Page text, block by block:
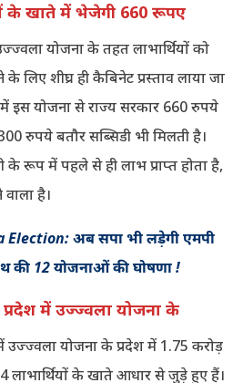
के खाते में भेजेगी 660 रूपए
योजना के तहत लाभार्थियों को
लिए शीघ्र ही कैबिनेट प्रस्ताव लाया जा
में इस योजना से राज्य सरकार 660 रुपये
रुपये बतौर सब्सिडी भी मिलती है।
के रूप में पहले से ही लाभ प्राप्त होता है,
है।
Election: अब सपा भी लड़ेगी एमपी
की 12 योजनाओं की घोषणा !
प्रदेश में उज्ज्वला योजना के
उज्ज्वला योजना के प्रदेश में 1.75 करोड़
लाभार्थियों के खाते आधार से जुड़े हुए हैं।